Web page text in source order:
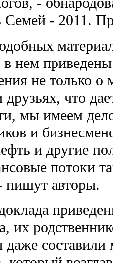
Семей - 2011.
в нем
не только о
друзьях, что
мы имеем
и
и другие
потоки
пишут авторы.
их
даже